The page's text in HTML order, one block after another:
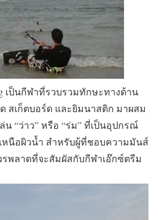
เป็นกีฬาที่รวบรวมทักษะทางด้าน
สเก็ตบอร์ด และยิมนาสติก มาผสม
น “ว่าว” หรือ “ร่ม” ที่เป็นอุปกรณ์
หนือผิวน้ำ สำหรับผู้ที่ชอบความมันส์
พลาดที่จะสัมผัสกับกีฬาเอ๊กซ์ตรีม